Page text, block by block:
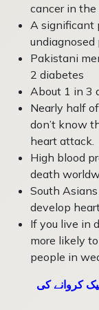
cancer in the
A significant
undiagnosed
Pakistani
2 diabetes
About 1 in 3
Nearly half
don’t know
heart attack.
High blood
death
South
develop
If you live in
more likely
people in
کروانے کی